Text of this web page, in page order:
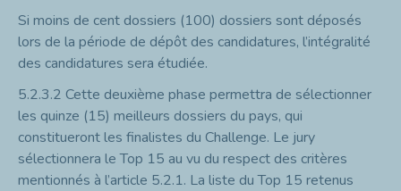
Si moins de cent dossiers (100) dossiers sont déposés
lors de la période de dépôt des candidatures, l’intégralité
des candidatures sera étudiée.
5.2.3.2 Cette deuxième phase permettra de sélectionner
les quinze (15) meilleurs dossiers du pays, qui
constitueront les finalistes du Challenge. Le jury
sélectionnera le Top 15 au vu du respect des critères
mentionnés à l’article 5.2.1. La liste du Top 15 retenus